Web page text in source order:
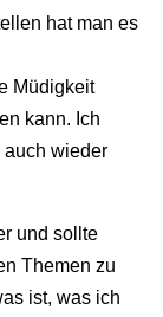
hat man es
Müdigkeit
kann. Ich
wieder
und sollte
Themen zu
ist, was ich